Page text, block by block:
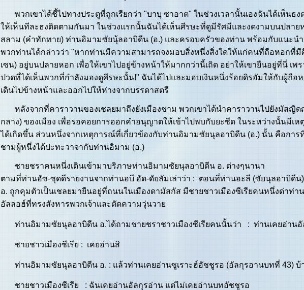
พวกเขาได้ชี้ไปทางประตูที่ถูกเรียกว่า "บาบุ ซาอาต" ในช่วงเวลานั้นเองฉันได้เห็นธง
ให้เห็นทีละธงติดตามกันมา ในช่วงแรกนั้นฉันได้เห็นศีรษะที่ดูมีรัศมีและงดงามบนปลาย
สลาม (คำทักทาย) ท่านอิมามซัยนุ้ลอาบิดีน (อ.) และครอบครัวของท่าน พร้อมกับแนะน
พวกท่านได้กล่าวว่า "หากท่านมีความสามารถจงมอบสิ่งหนึ่งสิ่งใดให้แก่คนที่ถือหอกที่มี
เซน) อยู่บนปลายหอก เพื่อให้เขาไปอยู่ข้างหน้าให้มากกว่านี้เถิด อย่าให้เขายืนอยู่ที่นี่ เพร
ปวดที่ได้เห็นพวกที่กำลังมองดูศีรษะนั้น!" ฉันได้ไปและมอบเงินหนึ่งร้อยดิรฮัมให้กับผู้ถือ
เดินไปข้างหน้าและออกไปให้ห่างจากบรรดาสตรี
หลังจากที่คาราวานของเชลยมาถึงยังเมืองชาม พวกเขาได้นำคาราวานไปยังมัสญิด
กลาง) ของเมือง เพื่อรอคอยการออกคำอนุญาตให้เข้าไปพบกับยะซีด ในระหว่างนั้นมีเ
ได้เกิดขึ้น ส่วนหนึ่งจากเหตุการณ์ที่เกี่ยวข้องกับท่านอิมามซัยนุลอาบิดีน (อ.) นั้น คือการ
ชามผู้หนึ่งได้ปะทะวาจากับท่านอิมาม (อ.)
ชายชราคนหนึ่งเดินเข้ามาบริภาษท่านอิมามซัยนุลอาบิดีน อ. ต่างๆนานา
ตามที่ท่านอัซ-ซุดดีรายงานจากท่านอบี อัด-ดัยลัมเล่าว่า : ตอนที่ท่านอะลี (ซัยนุลอาบิดีน
อ. ถูกคุมตัวเป็นเชลยมายืนอยู่ที่ถนนในเมืองดามัสกัส มีชายชาวเมืองซีเรียคนหนึ่งด่าท่
อัลลอฮ์ที่ทรงสังหารพวกเจ้าและตัดความวุ่นวาย
ท่านอิมามซัยนุลอาบิดีน อ.ได้ถามชายชราชาวเมืองซีเรียคนนั้นว่า : ท่านเคยอ่านอั
ชายชาวเมืองซีเรีย : เคยอ่านสิ
ท่านอิมามซัยนุลอาบิดีน อ. : แล้วท่านเคยอ่านซูเราะฮ์อัชชูรอ (อัลกุรอานบทที่ 43) บ้
ชายชาวเมืองซีเรีย : ฉันเคยอ่านอัลกุรอ่าน แต่ไม่เคยอ่านบทอัชชูรอ